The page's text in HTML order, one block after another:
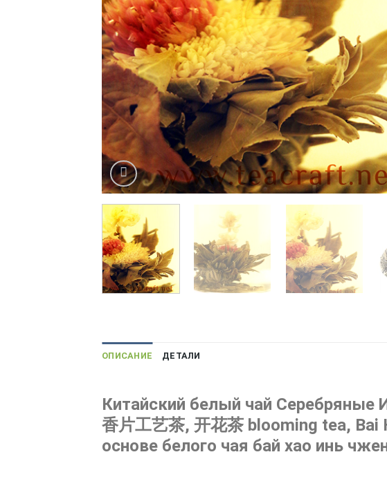
ОПИСАНИЕ ДЕТАЛИ
Китайский белый чай Серебряные
香片工艺茶, 开花茶 blooming tea,
основе белого чая бай хао инь